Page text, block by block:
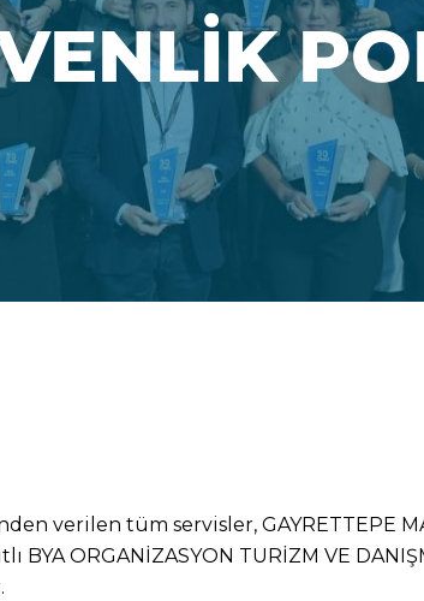
verilen tüm servisler, GAYRETTEPE
BYA ORGANİZASYON TURİZM VE